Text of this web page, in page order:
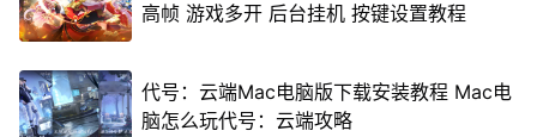
高帧 游戏多开 后台挂机 按键设置教程
代号：云端Mac电脑版下载安装教程 Mac电
脑怎么玩代号：云端攻略